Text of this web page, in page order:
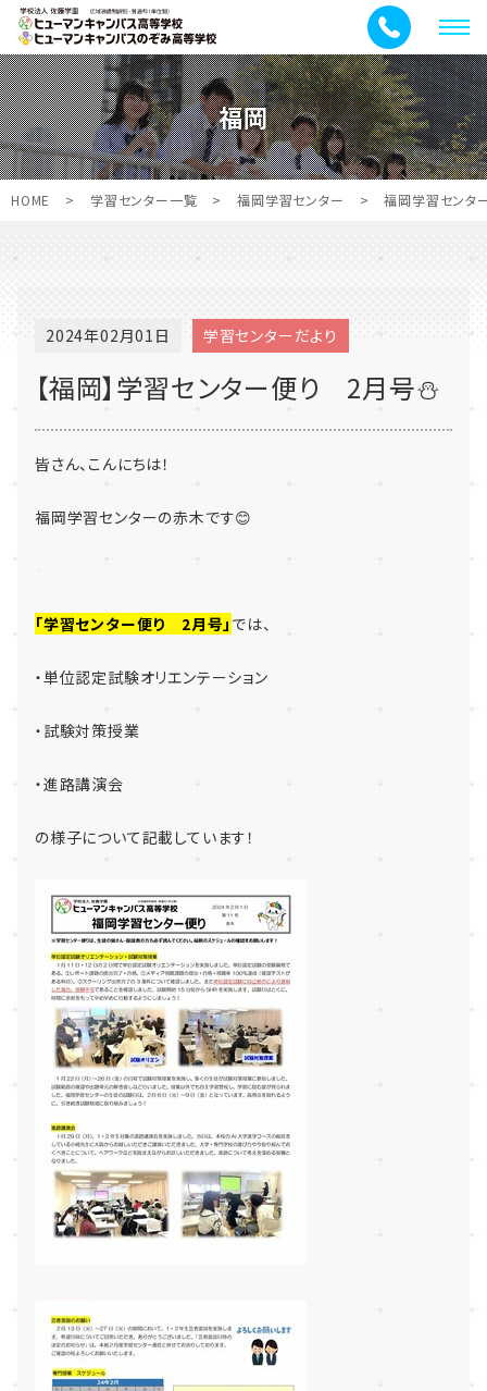
メ
ニ
ュ
ー
福岡
HOME > 学習センター一覧 > 福岡学習センター > 福岡学習センタ
2024年02月01日 学習センターだより
【福岡】学習センター便り 2月号⛄
皆さん、こんにちは！
福岡学習センターの赤木です😊
「学習センター便り 2月号」 では、
・単位認定試験オリエンテーション
・試験対策授業
・進路講演会
の様子について記載しています！